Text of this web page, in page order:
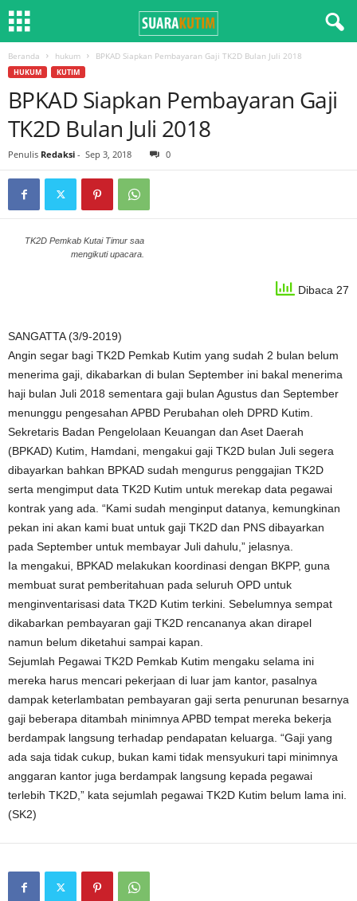
Beranda hukum BPKAD Siapkan Pembayaran Gaji TK2D Bulan Juli 2018
HUKUM KUTIM
BPKAD Siapkan Pembayaran Gaji
TK2D Bulan Juli 2018
Penulis Redaksi - Sep 3, 2018 0
TK2D Pemkab Kutai Timur saa
mengikuti upacara.
Dibaca 27
SANGATTA (3/9-2019)
Angin segar bagi TK2D Pemkab Kutim yang sudah 2 bulan belum
menerima gaji, dikabarkan di bulan September ini bakal menerima
haji bulan Juli 2018 sementara gaji bulan Agustus dan September
menunggu pengesahan APBD Perubahan oleh DPRD Kutim.
Sekretaris Badan Pengelolaan Keuangan dan Aset Daerah
(BPKAD) Kutim, Hamdani, mengakui gaji TK2D bulan Juli segera
dibayarkan bahkan BPKAD sudah mengurus penggajian TK2D
serta mengimput data TK2D Kutim untuk merekap data pegawai
kontrak yang ada. “Kami sudah menginput datanya, kemungkinan
pekan ini akan kami buat untuk gaji TK2D dan PNS dibayarkan
pada September untuk membayar Juli dahulu,” jelasnya.
Ia mengakui, BPKAD melakukan koordinasi dengan BKPP, guna
membuat surat pemberitahuan pada seluruh OPD untuk
menginventarisasi data TK2D Kutim terkini. Sebelumnya sempat
dikabarkan pembayaran gaji TK2D rencananya akan dirapel
namun belum diketahui sampai kapan.
Sejumlah Pegawai TK2D Pemkab Kutim mengaku selama ini
mereka harus mencari pekerjaan di luar jam kantor, pasalnya
dampak keterlambatan pembayaran gaji serta penurunan besarnya
gaji beberapa ditambah minimnya APBD tempat mereka bekerja
berdampak langsung terhadap pendapatan keluarga. “Gaji yang
ada saja tidak cukup, bukan kami tidak mensyukuri tapi minimnya
anggaran kantor juga berdampak langsung kepada pegawai
terlebih TK2D,” kata sejumlah pegawai TK2D Kutim belum lama ini.
(SK2)